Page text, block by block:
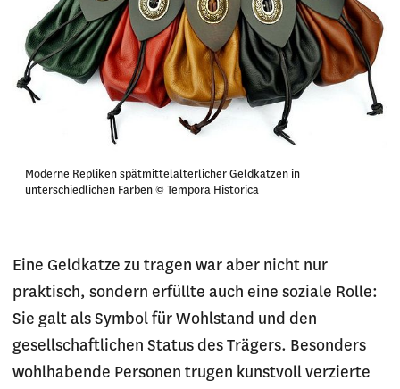
Moderne Repliken spätmittelalterlicher Geldkatzen in
unterschiedlichen Farben © Tempora Historica
Eine Geldkatze zu tragen war aber nicht nur
praktisch, sondern erfüllte auch eine soziale Rolle:
Sie galt als Symbol für Wohlstand und den
gesellschaftlichen Status des Trägers. Besonders
wohlhabende Personen trugen kunstvoll verzierte